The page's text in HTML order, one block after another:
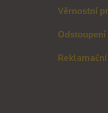
Věrnostní